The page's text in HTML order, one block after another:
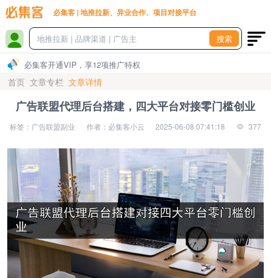
必集客 | 地推拉新、异业合作、项目对接平台
搜索
必集客开通VIP，享12项推广特权
首页 文章专栏 文章详情
广告联盟代理后台搭建，四大平台对接零门槛创业
标签：广告联盟副业 作者：必集客小云 2025-06-08 07:41:18 377